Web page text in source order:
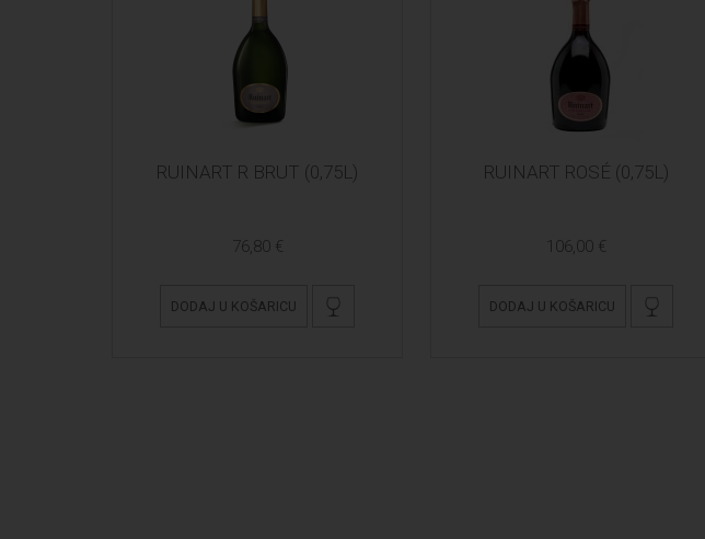
RUINART R BRUT (0,75L)
76,80 €
DODAJ U KOŠARICU
RUINART ROSÉ (0,75L)
106,00 €
DODAJ U KOŠARICU